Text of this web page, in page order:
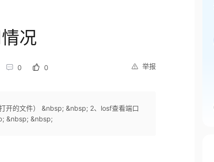
况
举报
0 0
开的文件） &nbsp; &nbsp; 2、losf查看端口
&nbsp; &nbsp;